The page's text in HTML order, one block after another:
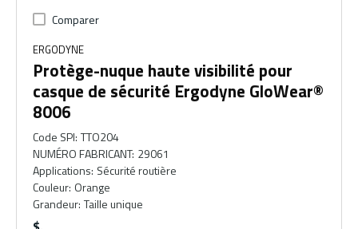
Comparer
ERGODYNE
Protège-nuque haute visibilité pour
casque de sécurité Ergodyne GloWear®
8006
Code SPI: TTO204
NUMÉRO FABRICANT: 29061
Applications: Sécurité routière
Couleur: Orange
Grandeur: Taille unique